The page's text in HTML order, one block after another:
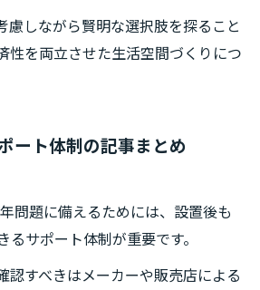
慮しながら賢明な選択肢を探ること
性を両立させた生活空間づくりにつ
ート体制の記事まとめ
問題に備えるためには、設置後も
るサポート体制が重要です。
認すべきはメーカーや販売店による